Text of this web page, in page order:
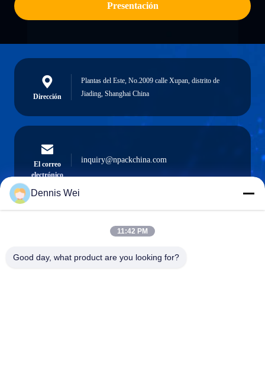
Presentación
Dirección
Plantas del Este, No.2009 calle Xupan, distrito de
Jiading, Shanghai China
El correo
electrónico
inquiry@npackchina.com
0086-21-66035560
Dennis Wei
11:42 PM
Good day, what product are you looking for?